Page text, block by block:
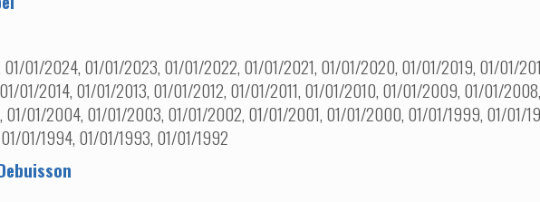
01/2024, 01/01/2023, 01/01/2022, 01/01/2021, 01/01/2020, 01/01/2019, 01/01/
01/2014, 01/01/2013, 01/01/2012, 01/01/2011, 01/01/2010, 01/01/2009, 01/01/
01/2004, 01/01/2003, 01/01/2002, 01/01/2001, 01/01/2000, 01/01/1999, 01/01/
01/1994, 01/01/1993, 01/01/1992